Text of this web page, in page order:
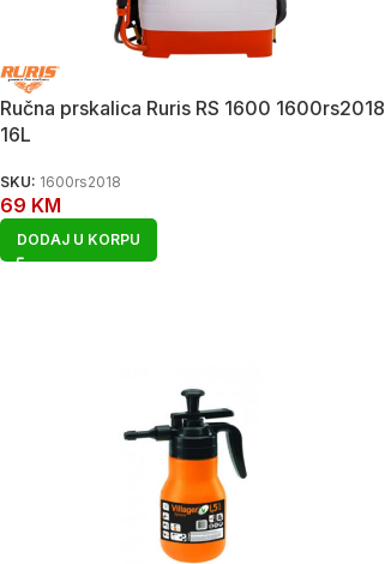
Ručna prskalica Ruris RS 1600 1600rs2018
16L
SKU: 1600rs2018
69 KM
DODAJ U KORPU